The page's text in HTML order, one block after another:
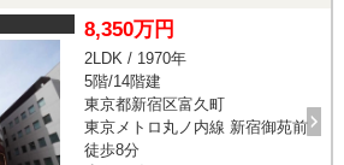
月額3000円 ▽リフォーム内容 ・フ
） ・クロス：天井、壁 ・建具（鏡面仕
関、洗面室、トイレ ・シューズボックス
システムキッチン1950（食洗機・浄水器
ユニットバス1216（追焚付） ・浴室暖
・室内給排水管交換（スラブ上の交換可能
設置可（一部先行配管） ・シャワートイ
他 （令和8年5月完工予定）
8,350万円
2LDK / 1970年
5階/14階建
東京都新宿区富久町
東京メトロ丸ノ内線 新宿御苑前
徒歩8分